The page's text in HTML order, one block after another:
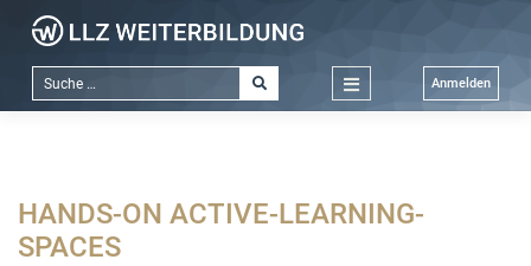
Inhalt
Anmelden
HANDS-ON ACTIVE-LEARNING-
SPACES